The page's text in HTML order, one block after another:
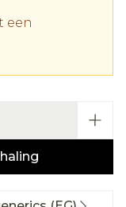
een